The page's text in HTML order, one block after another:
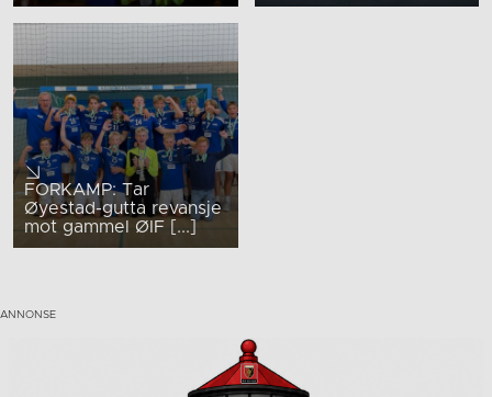
FORKAMP: Tar
Øyestad-gutta revansje
mot gammel ØIF [...]